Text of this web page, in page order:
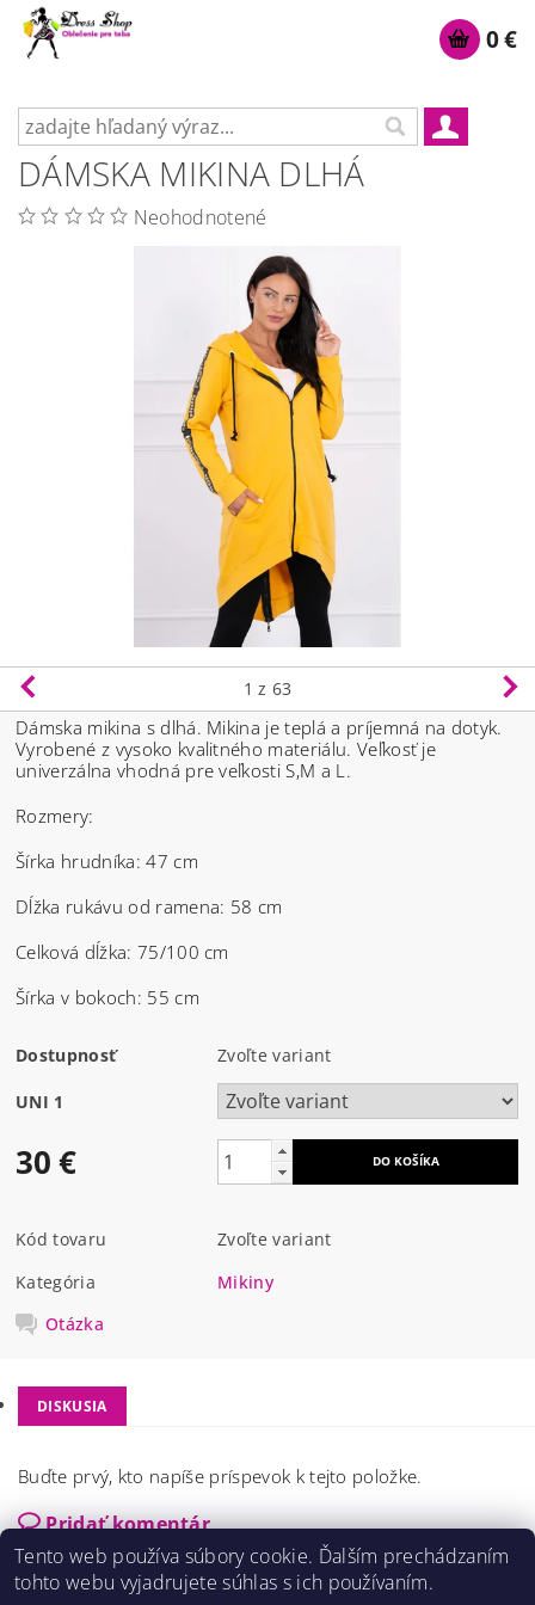
0 €
DÁMSKA MIKINA DLHÁ
Neohodnotené
1 z 63
Dámska mikina s dlhá. Mikina je teplá a príjemná na dotyk.
Vyrobené z vysoko kvalitného materiálu. Veľkosť je
univerzálna vhodná pre veľkosti S,M a L.
Rozmery:
Šírka hrudníka: 47 cm
Dĺžka rukávu od ramena: 58 cm
Celková dĺžka: 75/100 cm
Šírka v bokoch: 55 cm
Dostupnosť Zvoľte variant
UNI 1
30 €
Kód tovaru
Zvoľte variant
Kategória
Mikiny
Otázka
DISKUSIA
Buďte prvý, kto napíše príspevok k tejto položke.
Pridať komentár
Tento web používa súbory cookie. Ďalším prechádzaním
tohto webu vyjadrujete súhlas s ich používaním.